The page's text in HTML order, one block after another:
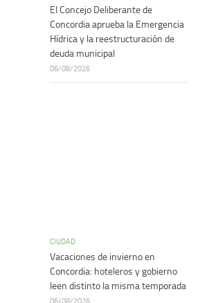
El Concejo Deliberante de
Concordia aprueba la Emergencia
Hídrica y la reestructuración de
deuda municipal
06/08/2026
CIUDAD
Vacaciones de invierno en
Concordia: hoteleros y gobierno
leen distinto la misma temporada
06/08/2026